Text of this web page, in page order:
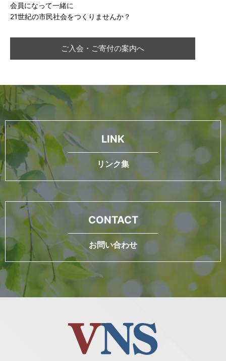
会員になって一緒に
21世紀の市民社会をつくりませんか？
ご入会・ご寄付の案内へ
LINK
リンク集
CONTACT
お問い合わせ